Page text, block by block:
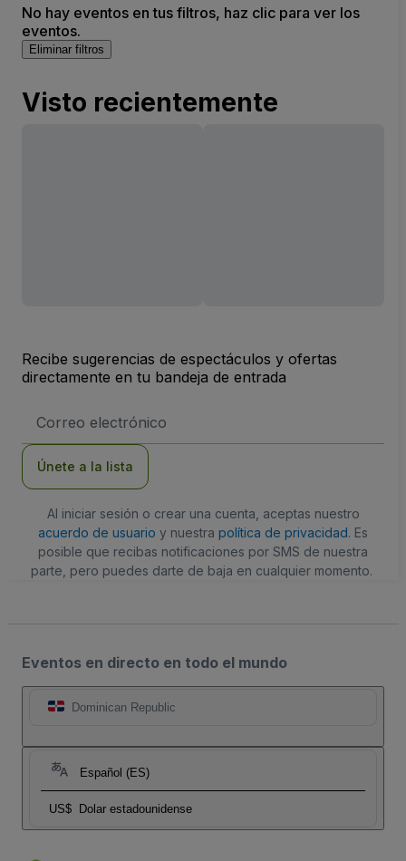
No hay eventos en tus filtros, haz clic para ver los
eventos.
Eliminar filtros
Visto recientemente
Recibe sugerencias de espectáculos y ofertas
directamente en tu bandeja de entrada
de
Únete a la lista
Al iniciar sesión o crear una cuenta, aceptas nuestro
acuerdo de usuario y nuestra política de privacidad. Es
posible que recibas notificaciones por SMS de nuestra
parte, pero puedes darte de baja en cualquier momento.
Eventos en directo en todo el mundo
Dominican Republic
Español (ES)
US$ Dolar estadounidense